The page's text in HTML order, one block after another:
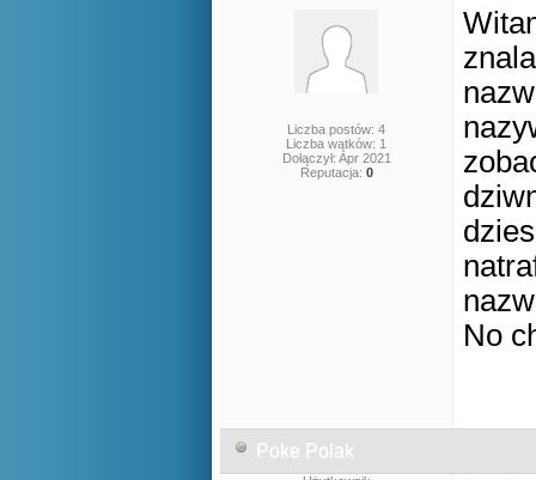
Liczba postów: 4
Liczba wątków: 1
Dołączył: Apr 2021
Reputacja: 0
No
Poke Polak